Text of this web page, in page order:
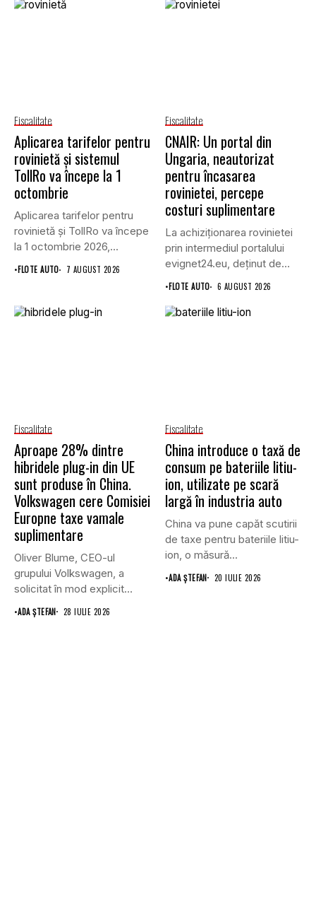
Fiscalitate
Aplicarea tarifelor pentru
rovinietă și sistemul
TollRo va începe la 1
octombrie
Aplicarea tarifelor pentru
rovinietă și TollRo va începe
la 1 octombrie 2026,...
•FLOTE AUTO 7 AUGUST 2026
Fiscalitate
CNAIR: Un portal din
Ungaria, neautorizat
pentru încasarea
rovinietei, percepe
costuri suplimentare
La achiziționarea rovinietei
prin intermediul portalului
evignet24.eu, deținut de
Enternova Kft. din...
•FLOTE AUTO 6 AUGUST 2026
Fiscalitate
Aproape 28% dintre
hibridele plug-in din UE
sunt produse în China.
Volkswagen cere Comisiei
Europne taxe vamale
suplimentare
Oliver Blume, CEO-ul
grupului Volkswagen, a
solicitat în mod explicit
Uniunii Europene...
•ADA ȘTEFAN 28 IULIE 2026
Fiscalitate
China introduce o taxă de
consum pe bateriile litiu-
ion, utilizate pe scară
largă în industria auto
China va pune capăt scutirii
de taxe pentru bateriile litiu-
ion, o măsură...
•ADA ȘTEFAN 20 IULIE 2026